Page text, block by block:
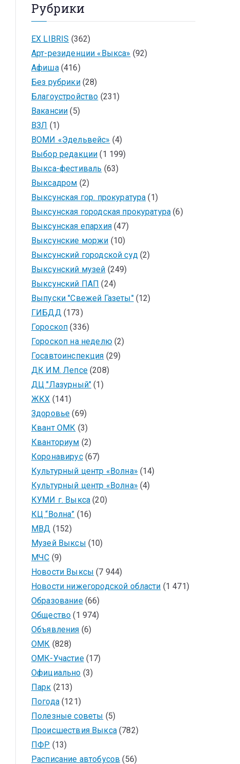
Рубрики
EX LIBRIS (362)
Арт-резиденции «Выкса» (92)
Афиша(416)
Без рубрики(28)
Благоустройство (231)
Вакансии (5)
ВЗЛ (1)
ВОМИ «Эдельвейс» (4)
Выбор редакции (1 199)
Выкса-фестиваль (63)
Выксадром (2)
Выксунская гор. прокуратура (1)
Выксунская городская прокуратура (6)
Выксунская епархия(47)
Выксунские моржи (10)
Выксунский городской суд(2)
Выксунский музей (249)
Выксунский ПАП (24)
Выпуски "Свежей Газеты"(12)
ГИБДД(173)
Гороскоп (336)
Гороскоп на неделю(2)
Госавтоинспекция (29)
ДК ИМ. Лепсе(208)
ДЦ "Лазурный" (1)
ЖКХ (141)
Здоровье (69)
Квант ОМК (3)
Кванториум (2)
Коронавирус(67)
Культурный центр «Волна» (14)
Культурный центр «Волна» (4)
КУМИ г. Выкса (20)
КЦ “Волна” (16)
МВД (152)
Музей Выксы (10)
МЧС (9)
Новости Выксы (7 944)
Новости нижегородской области (1 471)
Образование(66)
Общество (1 974)
Объявления (6)
ОМК (828)
ОМК-Участие(17)
Официально (3)
Парк (213)
Погода(121)
Полезные советы (5)
Происшествия Выкса(782)
ПФР (13)
Расписание автобусов (56)